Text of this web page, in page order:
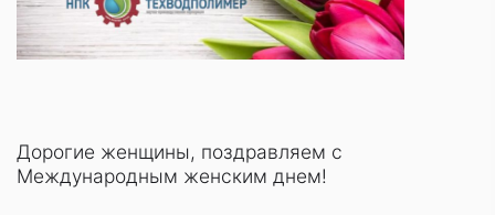
Дорогие женщины, поздравляем с
Международным женским днем!